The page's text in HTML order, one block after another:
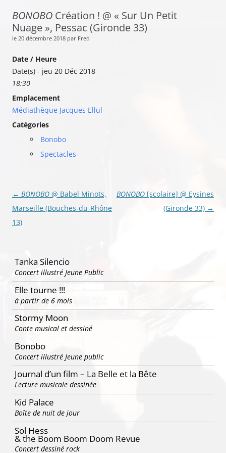
BONOBO Création ! @ « Sur Un Petit
Nuage », Pessac (Gironde 33)
le 20 décembre 2018 par Fred
Date / Heure
Date(s) - jeu 20 Déc 2018
18:30
Emplacement
Médiathèque Jacques Ellul
Catégories
Bonobo
Spectacles
Navigation
des
articles
← BONOBO @ Babel Minots,
Marseille (Bouches-du-Rhône
13)
BONOBO [scolaire] @ Eysines
(Gironde 33) →
Tanka Silencio
Concert illustré Jeune Public
Elle tourne !!!
à partir de 6 mois
Stormy Moon
Conte musical et dessiné
Bonobo
Concert illustré Jeune public
Journal d’un film – La Belle et la Bête
Lecture musicale dessinée
Kid Palace
Boîte de nuit de jour
Sol Hess
& the Boom Boom Doom Revue
Concert dessiné rock